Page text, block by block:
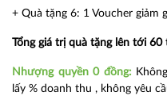
+ Quà tặng 6: 1 Voucher giảm
Tổng giá trị quà tặng lên tới 60
Nhượng quyền 0 đồng:
lấy % doanh thu , không yêu